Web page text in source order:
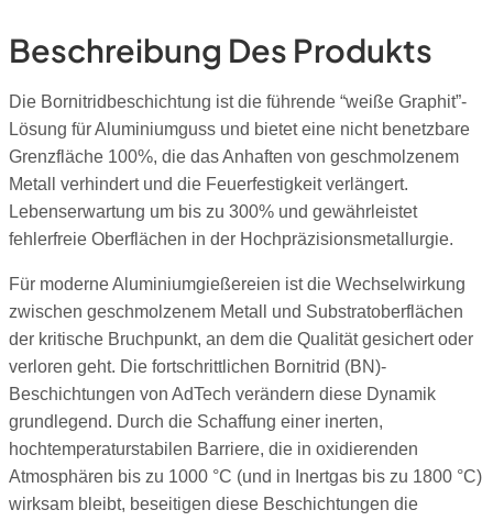
Beschreibung Des Produkts
Die Bornitridbeschichtung ist die führende “weiße Graphit”-
Lösung für Aluminiumguss und bietet eine nicht benetzbare
Grenzfläche 100%, die das Anhaften von geschmolzenem
Metall verhindert und die Feuerfestigkeit verlängert.
Lebenserwartung um bis zu 300% und gewährleistet
fehlerfreie Oberflächen in der Hochpräzisionsmetallurgie.
Für moderne Aluminiumgießereien ist die Wechselwirkung
zwischen geschmolzenem Metall und Substratoberflächen
der kritische Bruchpunkt, an dem die Qualität gesichert oder
verloren geht. Die fortschrittlichen Bornitrid (BN)-
Beschichtungen von AdTech verändern diese Dynamik
grundlegend. Durch die Schaffung einer inerten,
hochtemperaturstabilen Barriere, die in oxidierenden
Atmosphären bis zu 1000 °C (und in Inertgas bis zu 1800 °C)
wirksam bleibt, beseitigen diese Beschichtungen die